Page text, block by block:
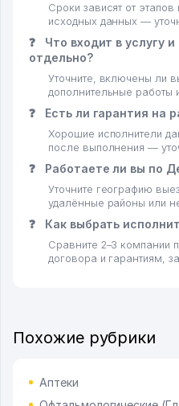
Сроки зависят от этапов
исходных данных —
❓
Что входит в услугу
отдельно?
Уточните, включены ли
дополнительные работы
❓ Есть ли гарантия на
Хорошие исполнители
после выполнения —
❓ Работаете ли вы по
Уточните географию
удалённые районы или
❓ Как выбрать
Сравните 2–3 компании
договора и гарантиям,
Похожие рубрики
Аптеки